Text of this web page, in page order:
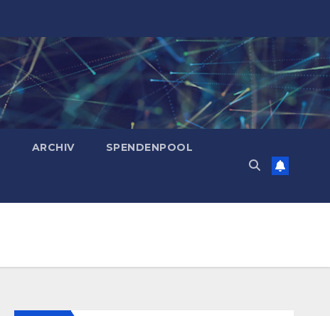
ARCHIV SPENDENPOOL